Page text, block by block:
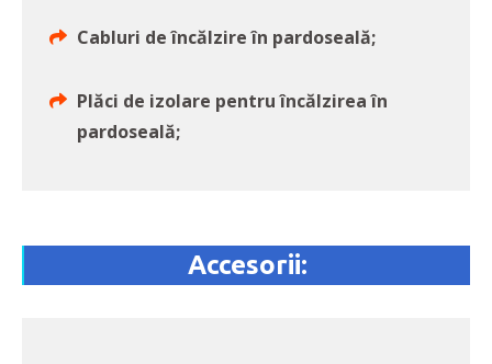
Cabluri de încălzire în pardoseală;
Plăci de izolare pentru încălzirea în
pardoseală;
Accesorii: